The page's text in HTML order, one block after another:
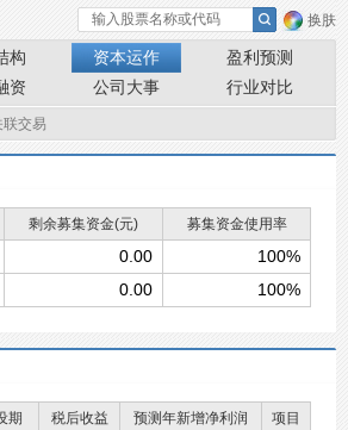
换肤
构 资本运作
盈利预测
资 公司大事 行业对比
联交易
剩余募集资金(元) 募集资金使用率
0.00
100%
0.00 100%
期
税后收益
预测年新增净利润
项目